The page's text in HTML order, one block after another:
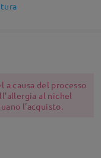
causa del processo
al nichel
l'acquisto.